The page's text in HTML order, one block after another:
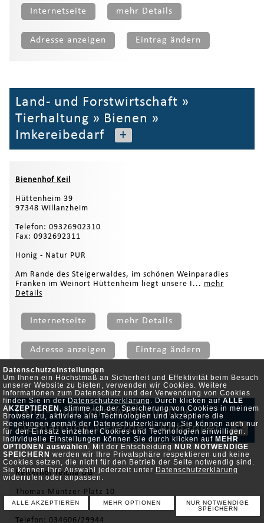
Datenschutzeinstellungen
Um Ihnen ein Höchstmaß an Sicherheit und Effektivität beim Besuch
unserer Website zu bieten, verwenden wir Cookies. Weitere
Informationen zum Datenschutz und der Verwendung von Cookies
finden Sie in der Datenschutzerklärung . Durch klicken auf ALLE
AKZEPTIEREN , stimme ich der Speicherung von Cookies in meinem
Browser zu, aktiviere alle Technologien und akzeptiere die
Regelungen gemäß der Datenschutzerklärung. Sie können auch nur
für den Einsatz einzelner Cookies und Technologien einwilligen.
Individuelle Einstellungen können Sie durch klicken auf MEHR
OPTIONEN auswählen. Mit der Entscheidung NUR NOTWENDIGE
SPEICHERN werden wir Ihre Privatsphäre respektieren und keine
Cookies setzen, die nicht für den Betrieb der Seite notwendig sind.
Sie können Ihre Auswahl jederzeit unter Datenschutzerklärung
widerrufen oder anpassen.
ALLE AKZEPTIEREN MEHR OPTIONEN
NUR NOTWENDIGE
SPEICHERN
Internetseite mehr Details
Adresse anzeigen Eintrag ändern
Land- und Forstwirtschaft »
Tierhaltung » Bienen »
Imkereibedarf
+
Bienenhof Keil
Hüttenheim 39
97348 Willanzheim
Telefon: 09326902310
Fax: 0932692311
Honig - Natur PUR
Am Rande des Steigerwaldes, im schönen Weinparadies
Franken im Weinort Hüttenheim liegt unsere I... mehr
Details
Internetseite mehr Details
Adresse anzeigen Eintrag ändern
Land- und Forstwirtschaft»
Tierhaltung»Pferde»Anhänger +
Reiterhof Teicha UG
Thomas-Müntzer-Platz 10
06193 Petersberg
Telefon: 034606/29944